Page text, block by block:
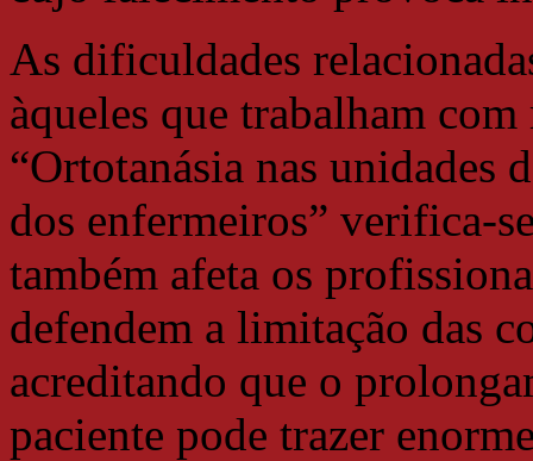
As dificuldades
àqueles que trabalham
“Ortotanásia nas unidades
dos enfermeiros” verifica-
também afeta os
defendem a limitação das
acreditando que o
paciente pode trazer